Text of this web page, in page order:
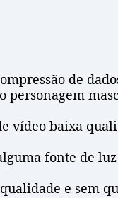
de
personagem
vídeo baixa
fonte de
e sem